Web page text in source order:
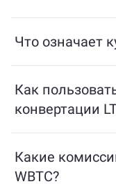
Что означает
получите в обмен
зависимости от
предложения, а
Как
конвертации
обменять, и
предполагаемое
Какие
WBTC?